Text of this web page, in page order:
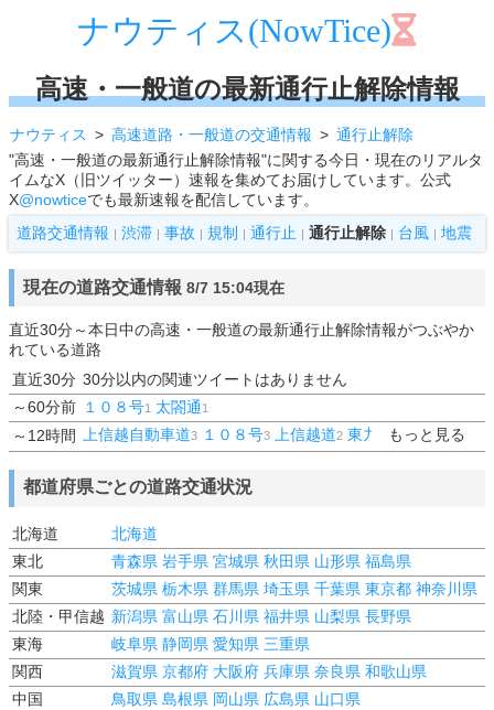
ナウティス(NowTice)
高速・一般道の最新通行止解除情報
ナウティス 高速道路・一般道の交通情報
通行止解除
"高速・一般道の最新通行止解除情報"に関する今日・現在のリアルタ
イムなX（旧ツイッター）速報を集めてお届けしています。公式
X@nowticeでも最新速報を配信しています。
道路交通情報
渋滞 事故 規制 通行止 通行止解除 台風 地震
現在の道路交通情報 8/7 15:04現在
直近30分～本日中の高速・一般道の最新通行止解除情報がつぶやか
れている道路
直近30分 30分以内の関連ツイートはありません
～60分前 １０８号1 太閤通 1
～12時間 もっと見る
上信越自動車道3 １０８号3 上信越道2 東九州道2 道東道
道東自動車道1 １号1 ３５２号線1
都道府県ごとの道路交通状況
北海道
北海道
東北
青森県 岩手県 宮城県 秋田県 山形県 福島県
関東
茨城県 栃木県 群馬県 埼玉県 千葉県 東京都 神奈川県
北陸・甲信越 新潟県 富山県 石川県 福井県 山梨県 長野県
東海
岐阜県 静岡県 愛知県 三重県
関西
滋賀県 京都府 大阪府 兵庫県 奈良県 和歌山県
中国
鳥取県 島根県 岡山県 広島県 山口県